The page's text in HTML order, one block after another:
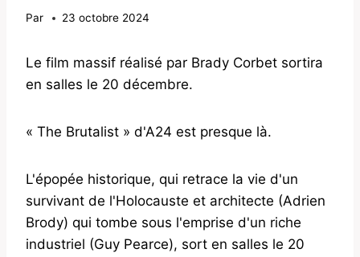
Par 23 octobre 2024
Le film massif réalisé par Brady Corbet sortira
en salles le 20 décembre.
« The Brutalist » d'A24 est presque là.
L'épopée historique, qui retrace la vie d'un
survivant de l'Holocauste et architecte (Adrien
Brody) qui tombe sous l'emprise d'un riche
industriel (Guy Pearce), sort en salles le 20